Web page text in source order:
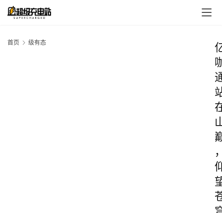
首页 级有态